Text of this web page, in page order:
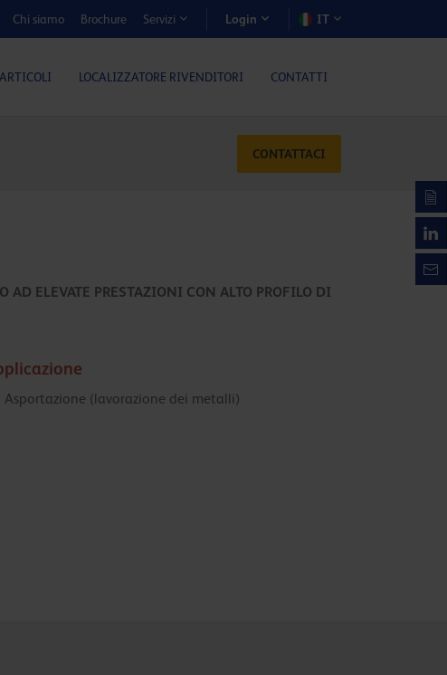
Chi siamo Brochure Servizi Login IT
ARTICOLI LOCALIZZATORE RIVENDITORI CONTATTI
CONTATTACI
ELEVATE PRESTAZIONI CON ALTO PROFILO DI
Asportazione (lavorazione dei metalli)